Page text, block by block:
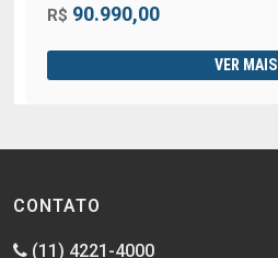
R$ 90.990,00
VER MAIS
CONTATO
(11) 4221-4000